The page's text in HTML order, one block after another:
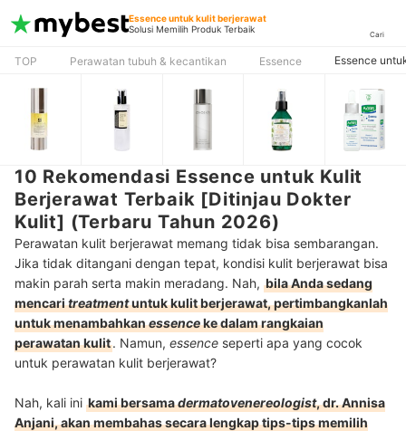
Essence untuk kulit berjerawat
Solusi Memilih Produk Terbaik
Cari
TOP Perawatan tubuh & kecantikan Essence Essence
10 Rekomendasi Essence untuk Kulit
Berjerawat Terbaik [Ditinjau Dokter
Kulit] (Terbaru Tahun 2026)
Perawatan kulit berjerawat memang tidak bisa sembarangan.
Jika tidak ditangani dengan tepat, kondisi kulit berjerawat bisa
makin parah serta makin meradang. Nah, bila Anda sedang
mencaritreatmentuntuk kulit berjerawat, pertimbangkanlah
untuk menambahkanessenceke dalam rangkaian
perawatan kulit. Namun, essence seperti apa yang cocok
untuk perawatan kulit berjerawat?
Nah, kali ini kami bersamadermatovenereologist, dr. Annisa
Anjani, akan membahas secara lengkap tips-tips memilih